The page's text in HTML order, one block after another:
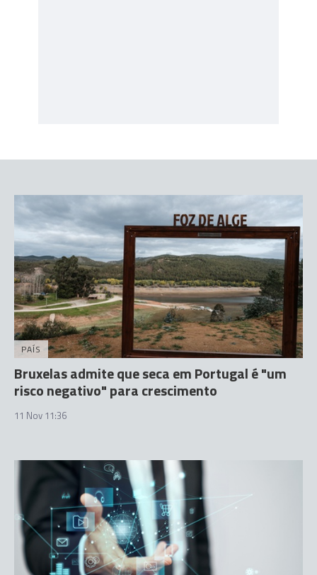
PAÍS
Bruxelas admite que seca em Portugal é "um
risco negativo" para crescimento
11 Nov 11:36